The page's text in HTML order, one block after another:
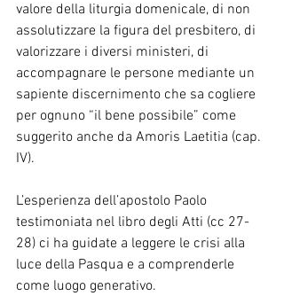
valore della liturgia domenicale, di non
assolutizzare la figura del presbitero, di
valorizzare i diversi ministeri, di
accompagnare le persone mediante un
sapiente discernimento che sa cogliere
per ognuno “il bene possibile” come
suggerito anche da Amoris Laetitia (cap.
IV).
L’esperienza dell’apostolo Paolo
testimoniata nel libro degli Atti (cc 27-
28) ci ha guidate a leggere le crisi alla
luce della Pasqua e a comprenderle
come luogo generativo.